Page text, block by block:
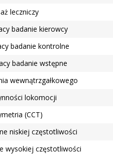
leczniczy
badanie kierowcy
badanie kontrolne
badanie wstępne
wewnątrzgałkowego
lokomocji
(CCT)
niskiej częstotliwości
wysokiej częstotliwości